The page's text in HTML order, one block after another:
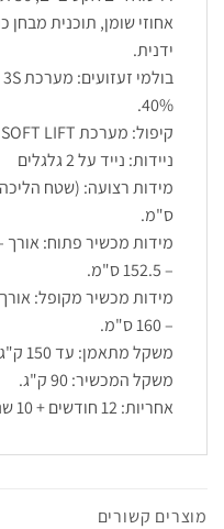
ידנית.
40%.
קיפול: מערכת SOFT LIFT
ניידות: נייד על 2 גלגלים
ס"מ.
– 152.5 ס"מ.
– 160 ס"מ.
משקל מתאמן: עד 150 ק"ג.
משקל המכשיר: 90 ק"ג.
אחריות: 12 חודשים + 10 שנים על המנוע.
מוצרים קשורים